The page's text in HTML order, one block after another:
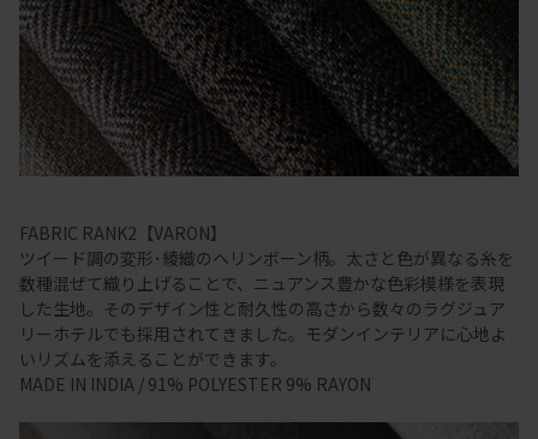
FABRIC RANK2【VARON】
ツイード調の変形･綾織のヘリンボーン柄。太さと色が異なる糸を
数種混ぜて織り上げることで、ニュアンス豊かな色彩模様を表現
した生地。そのデザイン性と耐久性の高さから数々のラグジュア
リーホテルでも採用されてきました。モダンインテリアに心地よ
いリズムを添えることができます。
MADE IN INDIA / 91% POLYESTER 9% RAYON